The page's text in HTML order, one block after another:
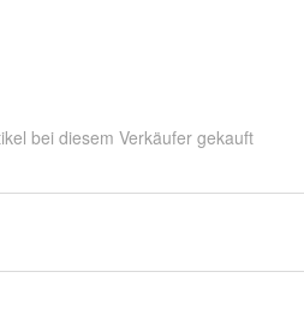
bei diesem Verkäufer gekauft